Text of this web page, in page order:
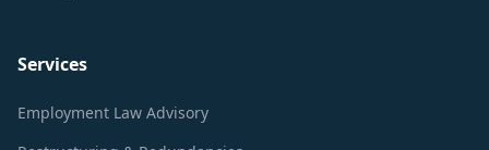
Services
Employment Law Advisory